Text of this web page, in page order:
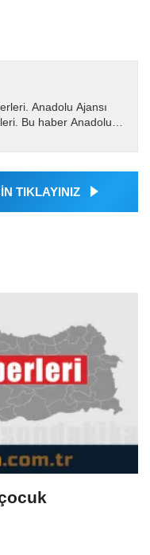
Anadolu Ajansı
Bu haber Anadolu
TIKLAYINIZ